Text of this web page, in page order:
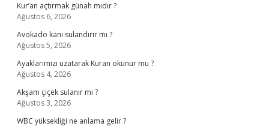
Kur’an açtırmak günah mıdır ?
Ağustos 6, 2026
Avokado kanı sulandırır mı ?
Ağustos 5, 2026
Ayaklarımızı uzatarak Kuran okunur mu ?
Ağustos 4, 2026
Akşam çiçek sulanır mı ?
Ağustos 3, 2026
WBC yüksekliği ne anlama gelir ?